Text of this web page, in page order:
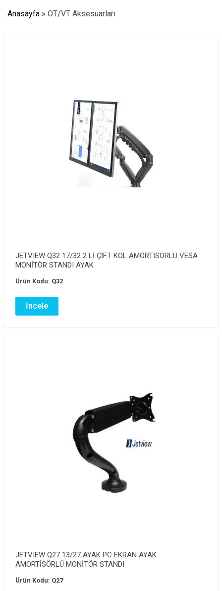
Anasayfa » OT/VT Aksesuarları
JETVIEW Q32 17/32 2 Lİ ÇİFT KOL AMORTİSÖRLÜ VESA
MONİTÖR STANDI AYAK
Ürün Kodu: Q32
İncele
JETVIEW Q27 13/27 AYAK PC EKRAN AYAK
AMORTİSÖRLÜ MONİTÖR STANDI
Ürün Kodu: Q27